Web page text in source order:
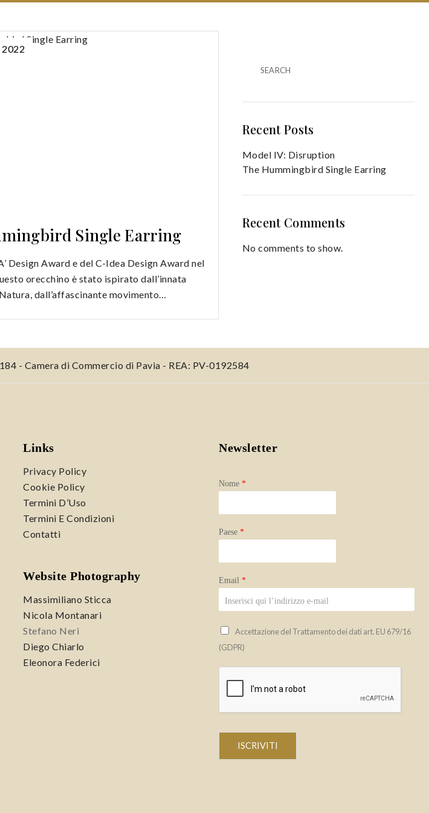
Single Earring
Design Award e del C-Idea Design Award nel
orecchino è stato ispirato dall’innata
dall’affascinante movimento…
SEARCH
Recent Posts
Model IV: Disruption
The Hummingbird Single Earring
Recent Comments
No comments to show.
- Camera di Commercio di Pavia - REA: PV-0192584
Links
Privacy Policy
Cookie Policy
Termini D’Uso
Termini E Condizioni
Contatti
Website Photography
Massimiliano Sticca
Nicola Montanari
Stefano Neri
Diego Chiarlo
Eleonora Federici
Newsletter
Nome *
Paese *
Email *
Accettazione del Trattamento dei dati art. EU 679/16
(GDPR)
ISCRIVITI